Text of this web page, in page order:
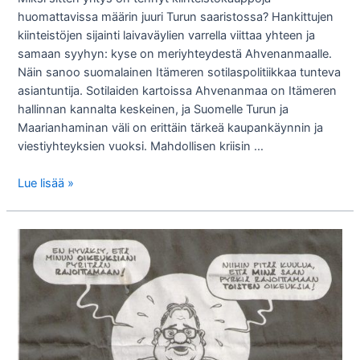
huomattavissa määrin juuri Turun saaristossa? Hankittujen
kiinteistöjen sijainti laivaväylien varrella viittaa yhteen ja
samaan syyhyn: kyse on meriyhteydestä Ahvenanmaalle.
Näin sanoo suomalainen Itämeren sotilaspolitiikkaa tunteva
asiantuntija. Sotilaiden kartoissa Ahvenanmaa on Itämeren
hallinnan kannalta keskeinen, ja Suomelle Turun ja
Maarianhaminan väli on erittäin tärkeä kaupankäynnin ja
viestiyhteyksien vuoksi. Mahdollisen kriisin …
Airiston
maakaupat
Suomessa?
Lue lisää »